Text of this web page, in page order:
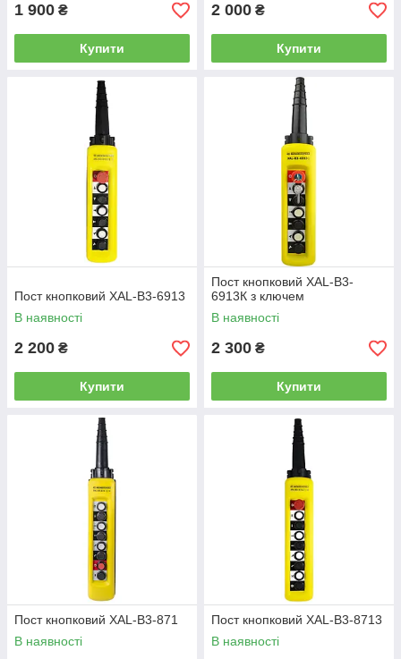
1 900 ₴
Купити
2 000 ₴
Купити
Пост кнопковий XAL-B3-6913
В наявності
2 200 ₴
Купити
Пост кнопковий XAL-B3-
6913К з ключем
В наявності
2 300 ₴
Купити
Пост кнопковий XAL-B3-871
В наявності
Пост кнопковий XAL-B3-8713
В наявності